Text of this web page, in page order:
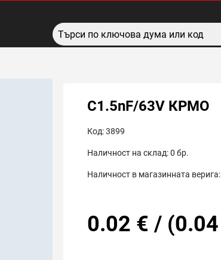
C1.5nF/63V КРМО
Код:3899
Наличност на склад:0 бр.
Наличност в магазинната верига:
0.02 € / (0.04